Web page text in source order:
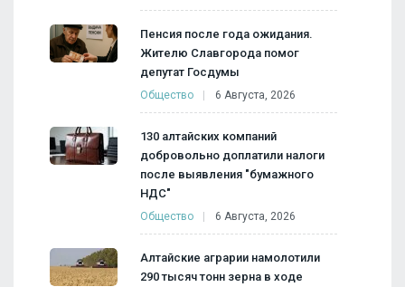
Пенсия после года ожидания.
Жителю Славгорода помог
депутат Госдумы
Общество 6 Августа, 2026
130 алтайских компаний
добровольно доплатили налоги
после выявления "бумажного
НДС"
Общество 6 Августа, 2026
Алтайские аграрии намолотили
290 тысяч тонн зерна в ходе